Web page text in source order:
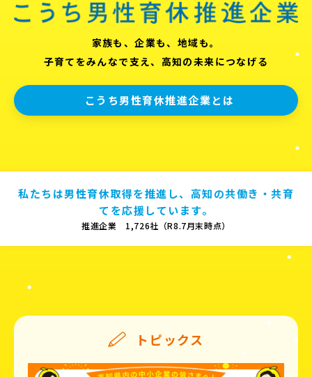
家族も、企業も、地域も。
子育てをみんなで支え、高知の未来につなげる
こうち男性育休推進企業とは
私たちは男性育休取得を推進し、高知の共働き・共育
てを応援しています。
推進企業 1,726社（R8.7月末時点）
トピックス